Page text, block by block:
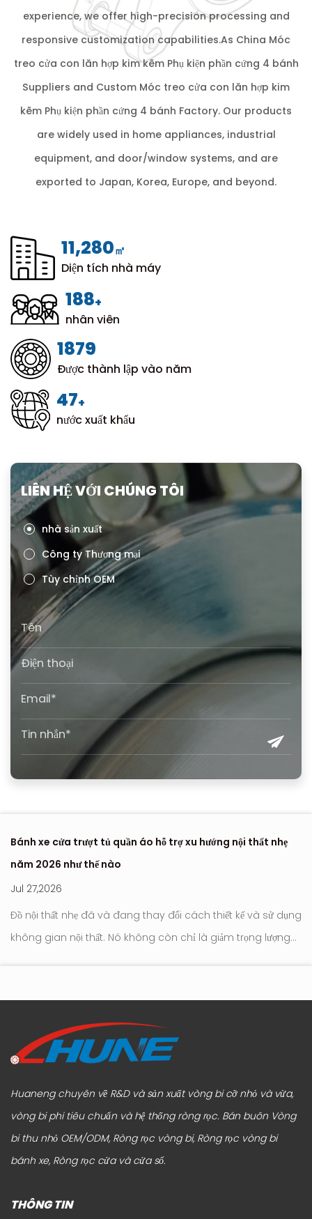
12,000㎡
Diện tích nhà máy
200+
nhân viên
1999
Được thành lập vào năm
50+
nước xuất khẩu
experience, we offer high-precision processing and
responsive customization capabilities.As China Móc
treo cửa con lăn hợp kim kẽm Phụ kiện phần cứng 4 bánh
Suppliers and Custom Móc treo cửa con lăn hợp kim
kẽm Phụ kiện phần cứng 4 bánh Factory. Our products
are widely used in home appliances, industrial
equipment, and door/window systems, and are
exported to Japan, Korea, Europe, and beyond.
LIÊN HỆ VỚI CHÚNG TÔI
nhà sản xuất
Công ty Thương mại
Tùy chỉnh OEM
Bánh xe cửa trượt tủ quần áo hỗ trợ xu hướng nội thất nhẹ
năm 2026 như thế nào
Jul 27,2026
Đồ nội thất nhẹ đã và đang thay đổi cách thiết kế và sử dụng
không gian nội thất. Nó không còn chỉ là giảm trọng lượng
Huaneng chuyên về R&D và sản xuất vòng bi cỡ nhỏ và vừa,
vòng bi phi tiêu chuẩn và hệ thống ròng rọc. Bán buôn Vòng
bi thu nhỏ OEM/ODM, Ròng rọc vòng bi, Ròng rọc vòng bi
bánh xe, Ròng rọc cửa và cửa sổ.
THÔNG TIN